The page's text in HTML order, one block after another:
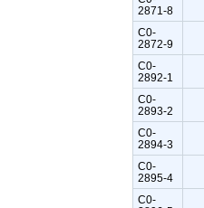
2871-8
C0-
2872-9
C0-
2892-1
C0-
2893-2
C0-
2894-3
C0-
2895-4
C0-